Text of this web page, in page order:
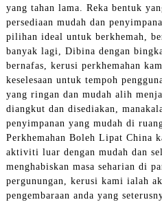
yang tahan lama. Reka bentuk
persediaan mudah dan
pilihan ideal untuk berkhemah,
banyak lagi, Dibina dengan
bernafas, kerusi perkhemahan
keselesaan untuk tempoh
yang ringan dan mudah alih
diangkut dan disediakan,
penyimpanan yang mudah di
Perkhemahan Boleh Lipat China
aktiviti luar dengan mudah dan
menghabiskan masa seharian di
pergunungan, kerusi kami ialah
pengembaraan anda yang